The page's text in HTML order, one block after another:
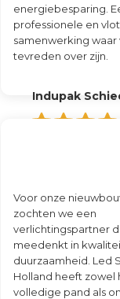
energiebesparing.
professionele en
samenwerking
tevreden over zijn.
Indupak
Voor onze
zochten we een
verlichtingspartner
meedenkt in
duurzaamheid. Led
Holland heeft zowel
volledige pand als